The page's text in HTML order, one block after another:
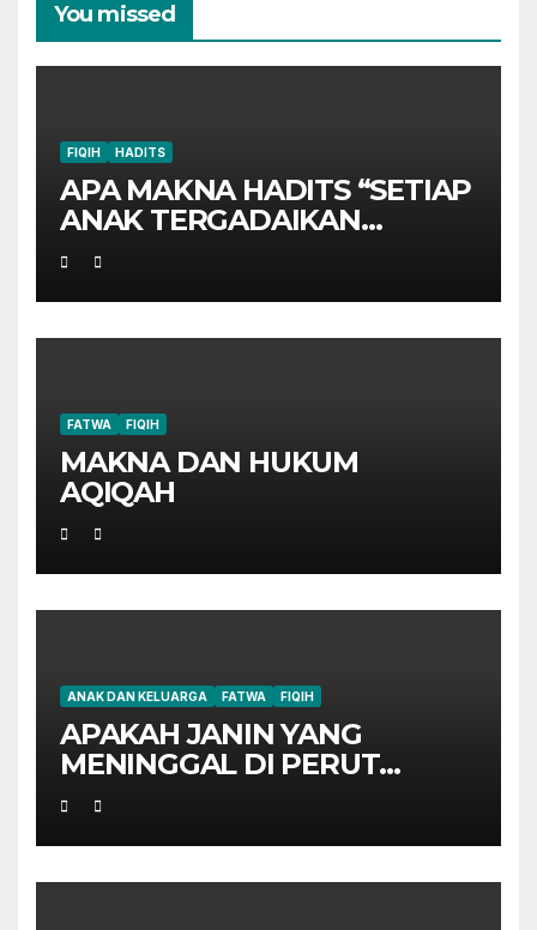
You missed
FIQIH HADITS
APA MAKNA HADITS “SETIAP
ANAK TERGADAIKAN
DENGAN AQIQAHNYA”?
FATWA FIQIH
MAKNA DAN HUKUM
AQIQAH
ANAK DAN KELUARGA FATWA FIQIH
APAKAH JANIN YANG
MENINGGAL DI PERUT
IBUNYA HARUS AQIQAH?